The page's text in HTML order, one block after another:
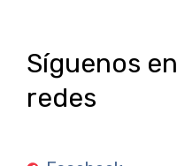
Síguenos en
redes